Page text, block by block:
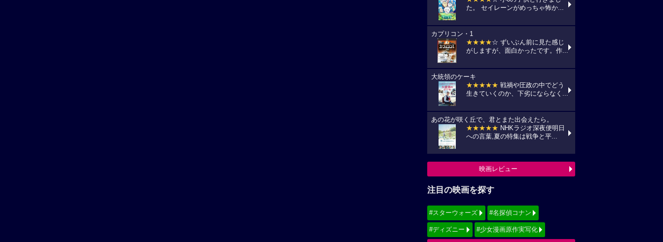
た。 セイレーンがめっちゃ怖か...
カプリコン・1
★★★★☆ ずいぶん前に見た感じ
がしますが、面白かったです。作...
大統領のケーキ
★★★★★ 戦禍や圧政の中でどう
生きていくのか、下劣にならなく...
あの花が咲く丘で、君とまた出会えたら。
★★★★★ NHKラジオ深夜便明日
への言葉,夏の特集は戦争と平...
映画レビュー
注目の映画を探す
#スターウォーズ #名探偵コナン
#ディズニー #少女漫画原作実写化